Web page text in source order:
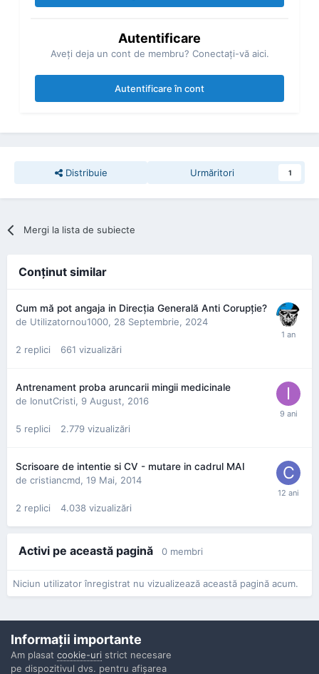
Autentificare
Aveţi deja un cont de membru? Conectaţi-vă aici.
Autentificare în cont
Distribuie Urmăritori 1
Mergi la lista de subiecte
Conţinut similar
Cum mă pot angaja in Direcția Generală Anti Corupție?
de Utilizatornou1000, 28 Septembrie, 2024
2 replici 661 vizualizări
Antrenament proba aruncarii mingii medicinale
de IonutCristi, 9 August, 2016
5 replici 2.779 vizualizări
Scrisoare de intentie si CV - mutare in cadrul MAI
de cristiancmd, 19 Mai, 2014
2 replici 4.038 vizualizări
Activi pe această pagină 0 membri
Niciun utilizator înregistrat nu vizualizează această pagină acum.
Informaţii importante
Am plasat cookie-uri strict necesare
pe dispozitivul dvs. pentru afişarea